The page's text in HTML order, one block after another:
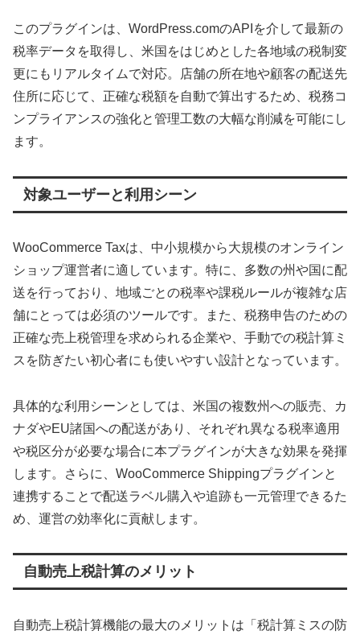
このプラグインは、WordPress.comのAPIを介して最新の
税率データを取得し、米国をはじめとした各地域の税制変
更にもリアルタイムで対応。店舗の所在地や顧客の配送先
住所に応じて、正確な税額を自動で算出するため、税務コ
ンプライアンスの強化と管理工数の大幅な削減を可能にし
ます。
対象ユーザーと利用シーン
WooCommerce Taxは、中小規模から大規模のオンライン
ショップ運営者に適しています。特に、多数の州や国に配
送を行っており、地域ごとの税率や課税ルールが複雑な店
舗にとっては必須のツールです。また、税務申告のための
正確な売上税管理を求められる企業や、手動での税計算ミ
スを防ぎたい初心者にも使いやすい設計となっています。
具体的な利用シーンとしては、米国の複数州への販売、カ
ナダやEU諸国への配送があり、それぞれ異なる税率適用
や税区分が必要な場合に本プラグインが大きな効果を発揮
します。さらに、WooCommerce Shippingプラグインと
連携することで配送ラベル購入や追跡も一元管理できるた
め、運営の効率化に貢献します。
自動売上税計算のメリット
自動売上税計算機能の最大のメリットは「税計算ミスの防